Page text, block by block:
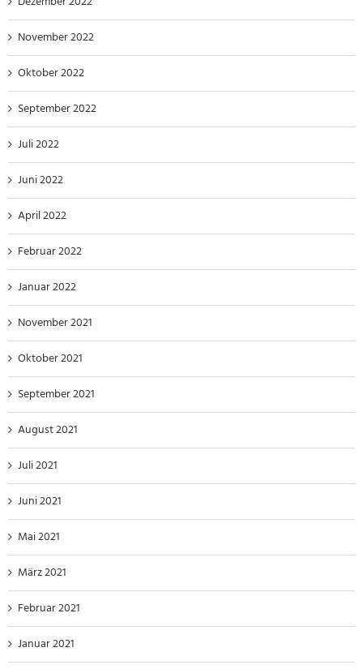
November 2022
Oktober 2022
September 2022
Juli 2022
Juni 2022
April 2022
Februar 2022
Januar 2022
November 2021
Oktober 2021
September 2021
August 2021
Juli 2021
Juni 2021
Mai 2021
März 2021
Februar 2021
Januar 2021